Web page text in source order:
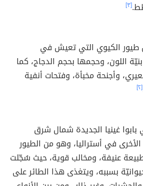
[٣]
طيور الكيوي التي تعيش في
اللون، وحجمها بحجم الدجاج، كما
وأجنحة مخبأة، وفتحات أنفية
[٢]
بابوا غينيا الجديدة شمال شرق
الأخرى في أستراليا، وهو من الطيور
عنيفة، ومخالب قوية، حيث سُجّلت
بسببه، ويتغذى هذا الطائر على